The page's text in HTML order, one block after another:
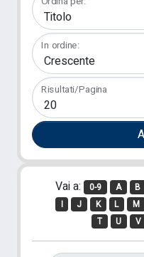
In ordine:
Risultati/Pagina
Vai a: 0-9 A B
I
J K L M
T
U V